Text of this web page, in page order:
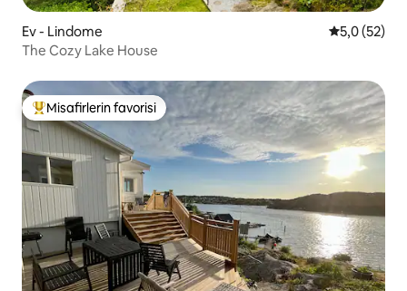
Ev - Lindome 5 üzerinden
5,0 (52)
The Cozy Lake House
Misafirlerin favorilerinden en beğenilenler arasında
Misafirlerin favorisi